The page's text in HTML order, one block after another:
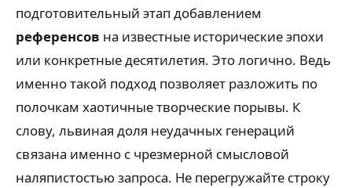
подготовительный этап добавлением
референсов на известные исторические эпохи
или конкретные десятилетия. Это логично. Ведь
именно такой подход позволяет разложить по
полочкам хаотичные творческие порывы. К
слову, львиная доля неудачных генераций
связана именно с чрезмерной смысловой
наляпистостью запроса. Не перегружайте строку